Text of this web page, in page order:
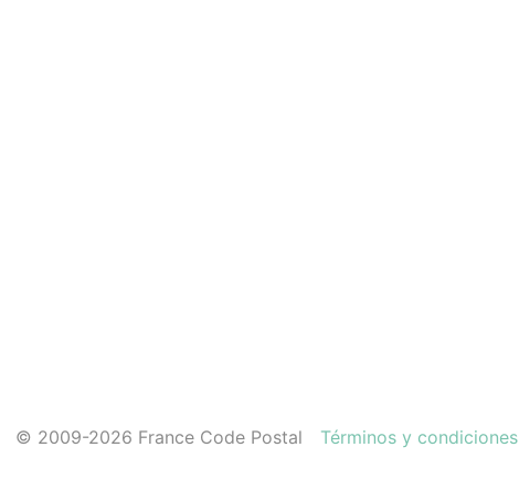
© 2009-2026 France Code Postal Términos y condiciones